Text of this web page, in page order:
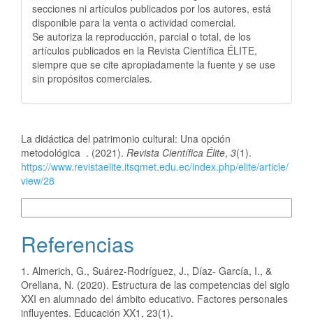
secciones ni artículos publicados por los autores, está
disponible para la venta o actividad comercial.
Se autoriza la reproducción, parcial o total, de los
artículos publicados en la Revista Científica ÉLITE,
siempre que se cite apropiadamente la fuente y se use
sin propósitos comerciales.
La didáctica del patrimonio cultural: Una opción
metodológica . (2021). Revista Científica Élite, 3(1).
https://www.revistaelite.itsqmet.edu.ec/index.php/elite/article/
view/28
Referencias
1. Almerich, G., Suárez-Rodríguez, J., Díaz- García, I., &
Orellana, N. (2020). Estructura de las competencias del siglo
XXI en alumnado del ámbito educativo. Factores personales
influyentes. Educación XX1, 23(1).